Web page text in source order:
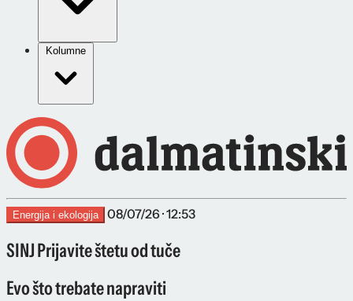
Kolumne
Energija i ekologija 08/07/26 · 12:53
SINJ Prijavite štetu od tuče
Evo što trebate napraviti